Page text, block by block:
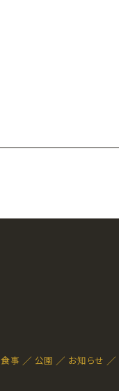
食事 公園 お知らせ